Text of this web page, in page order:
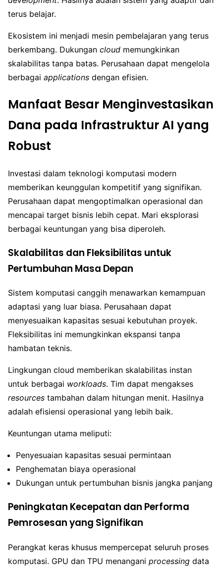
terus belajar.
Ekosistem ini menjadi mesin pembelajaran yang terus
berkembang. Dukungan cloud memungkinkan
skalabilitas tanpa batas. Perusahaan dapat mengelola
berbagai applications dengan efisien.
Manfaat Besar Menginvestasikan
Dana pada Infrastruktur AI yang
Robust
Investasi dalam teknologi komputasi modern
memberikan keunggulan kompetitif yang signifikan.
Perusahaan dapat mengoptimalkan operasional dan
mencapai target bisnis lebih cepat. Mari eksplorasi
berbagai keuntungan yang bisa diperoleh.
Skalabilitas dan Fleksibilitas untuk
Pertumbuhan Masa Depan
Sistem komputasi canggih menawarkan kemampuan
adaptasi yang luar biasa. Perusahaan dapat
menyesuaikan kapasitas sesuai kebutuhan proyek.
Fleksibilitas ini memungkinkan ekspansi tanpa
hambatan teknis.
Lingkungan cloud memberikan skalabilitas instan
untuk berbagai workloads. Tim dapat mengakses
resources tambahan dalam hitungan menit. Hasilnya
adalah efisiensi operasional yang lebih baik.
Keuntungan utama meliputi:
Penyesuaian kapasitas sesuai permintaan
Penghematan biaya operasional
Dukungan untuk pertumbuhan bisnis jangka panjang
Peningkatan Kecepatan dan Performa
Pemrosesan yang Signifikan
Perangkat keras khusus mempercepat seluruh proses
komputasi. GPU dan TPU menangani processing data